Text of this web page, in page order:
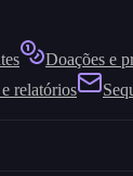
Doações e
relatórios